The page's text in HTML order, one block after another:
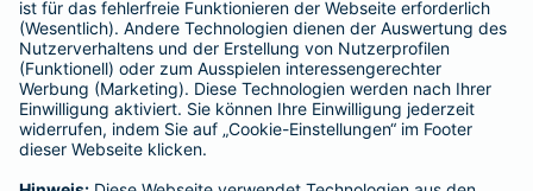
Kranken-Zusatzversicherung
Tierversicherungen
Haftpflichtversicherung
Hausratversicherung